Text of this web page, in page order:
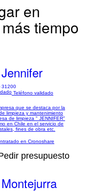
en
tiempo
31200
Teléfono validado
que se destaca por la
limpieza y mantenimiento
de limpieza " JENNIFER"
en Chile en el servicio de
fines de obra etc.
en Cronoshare
presupuesto